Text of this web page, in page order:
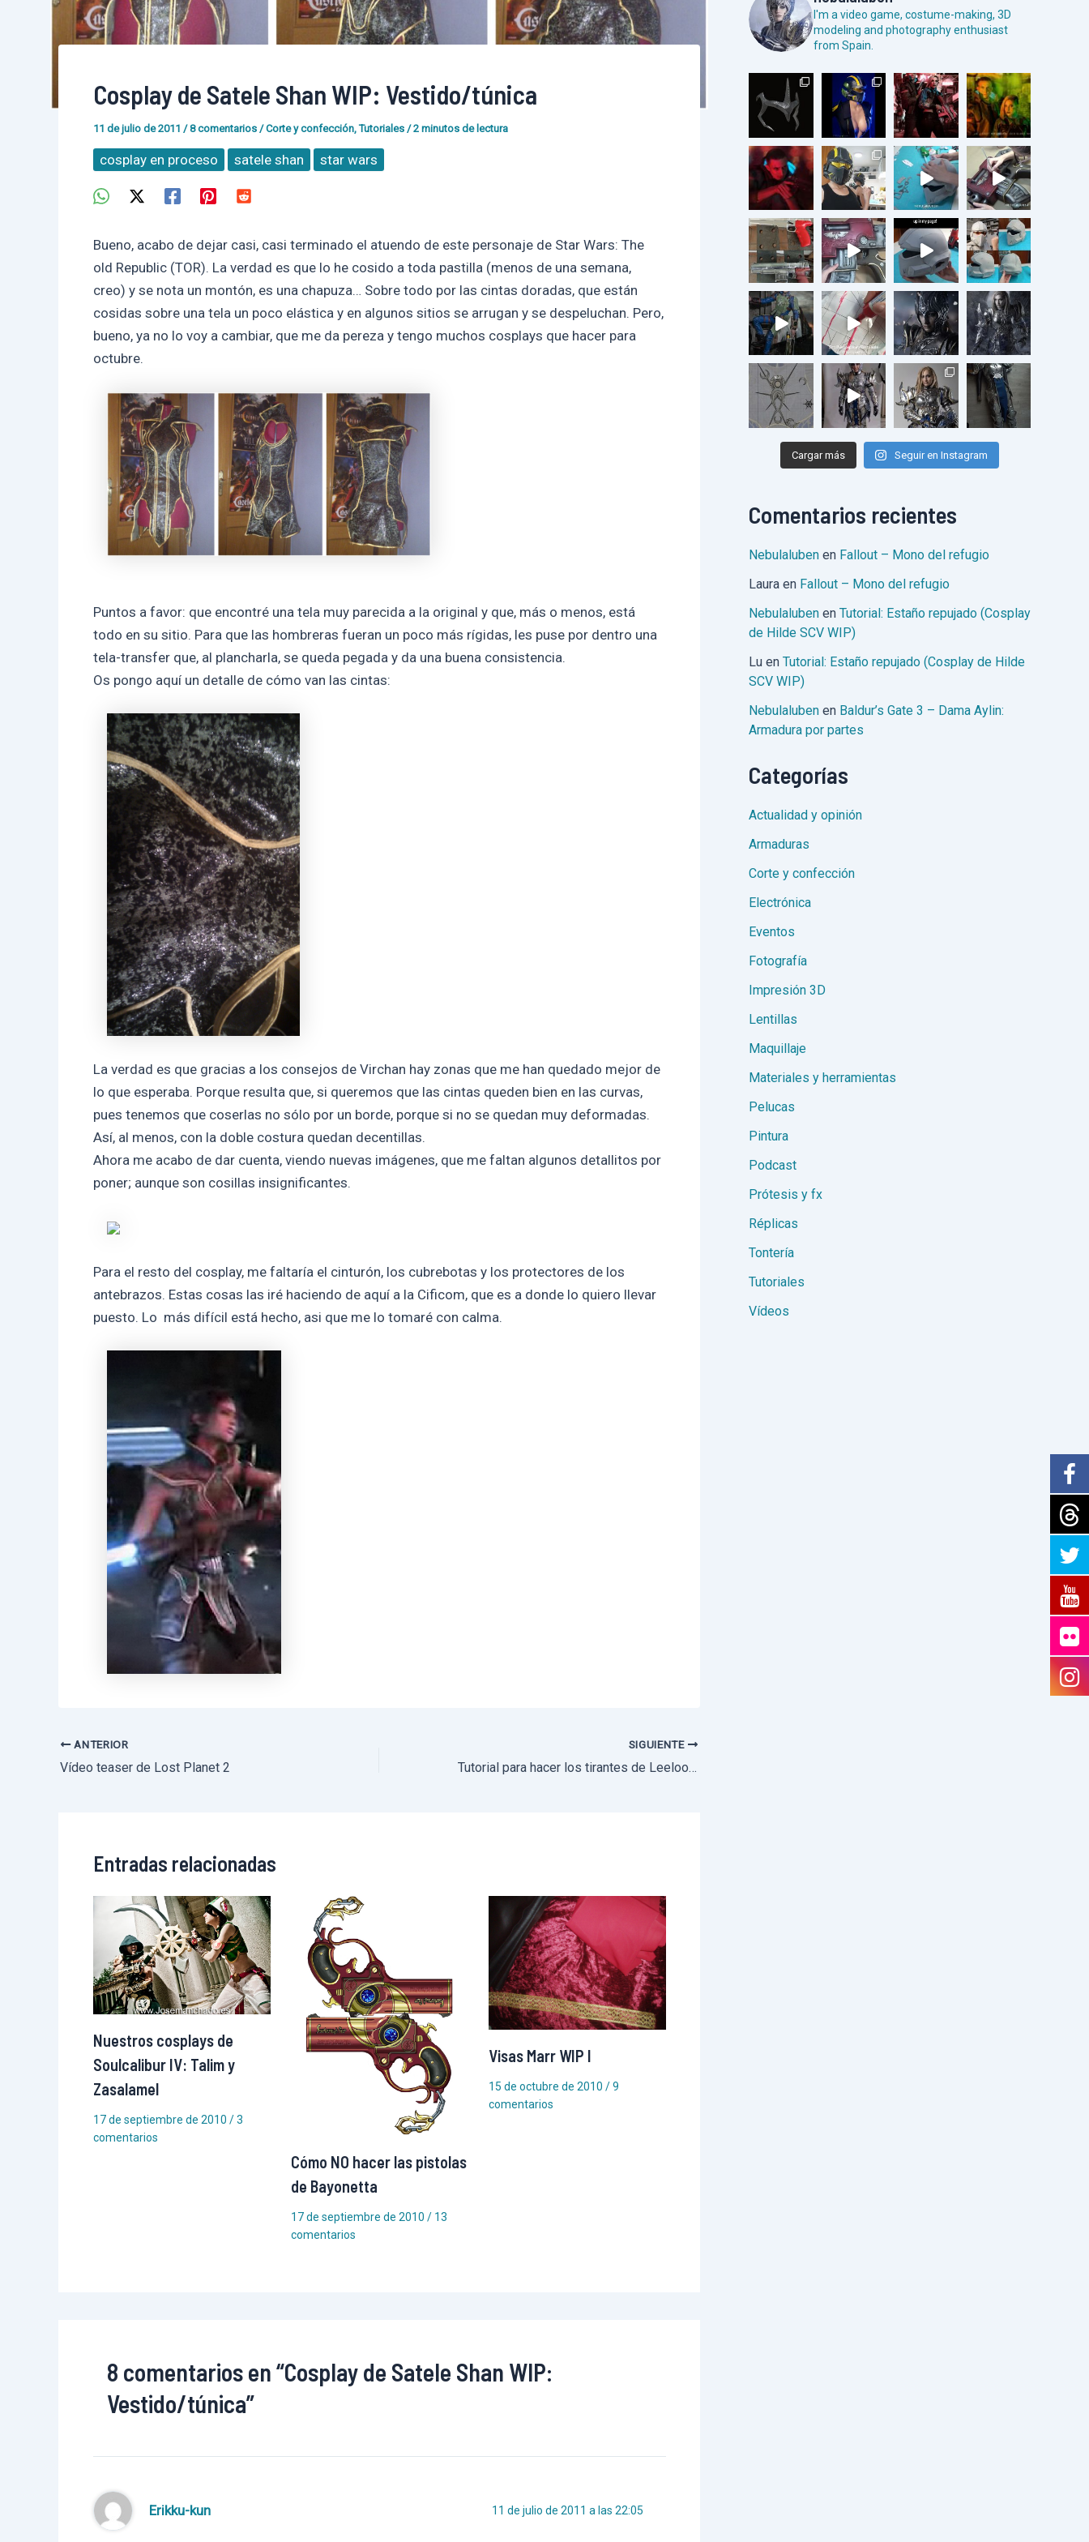
Cosplay de Satele Shan WIP: Vestido/túnica
11 de julio de 2011 /8 comentarios /Corte y confección,Tutoriales/2 minutos de lectura
cosplay en proceso satele shan star wars
Bueno, acabo de dejar casi, casi terminado el atuendo de este personaje de Star Wars: The
old Republic (TOR). La verdad es que lo he cosido a toda pastilla (menos de una semana,
creo) y se nota un montón, es una chapuza… Sobre todo por las cintas doradas, que están
cosidas sobre una tela un poco elástica y en algunos sitios se arrugan y se despeluchan. Pero,
bueno, ya no lo voy a cambiar, que me da pereza y tengo muchos cosplays que hacer para
octubre.
Puntos a favor: que encontré una tela muy parecida a la original y que, más o menos, está
todo en su sitio. Para que las hombreras fueran un poco más rígidas, les puse por dentro una
tela-transfer que, al plancharla, se queda pegada y da una buena consistencia.
Os pongo aquí un detalle de cómo van las cintas:
La verdad es que gracias a los consejos de Virchan hay zonas que me han quedado mejor de
lo que esperaba. Porque resulta que, si queremos que las cintas queden bien en las curvas,
pues tenemos que coserlas no sólo por un borde, porque si no se quedan muy deformadas.
Así, al menos, con la doble costura quedan decentillas.
Ahora me acabo de dar cuenta, viendo nuevas imágenes, que me faltan algunos detallitos por
poner; aunque son cosillas insignificantes.
Para el resto del cosplay, me faltaría el cinturón, los cubrebotas y los protectores de los
antebrazos. Estas cosas las iré haciendo de aquí a la Cificom, que es a donde lo quiero llevar
puesto. Lo más difícil está hecho, asi que me lo tomaré con calma.
Navegación
de
ANTERIOR
Vídeo teaser de Lost Planet 2
SIGUIENTE
Tutorial para hacer los tirantes de Leeloo (El Quinto Elemento)
Entradas relacionadas
Nuestros cosplays de
Soulcalibur IV: Talim y
Zasalamel
17 de septiembre de 2010 /3
comentarios
Cómo NO hacer las pistolas
de Bayonetta
17 de septiembre de 2010 / 13
comentarios
Visas Marr WIP I
15 de octubre de 2010 /9
comentarios
8 comentarios en “Cosplay de Satele Shan WIP:
Vestido/túnica”
Erikku-kun 11 de julio de 2011 a las 22:05
I'm a video game, costume-making, 3D
modeling and photography enthusiast
from Spain.
Cargar más Seguir en Instagram
Comentarios recientes
Nebulaluben en Fallout – Mono del refugio
Laura en Fallout – Mono del refugio
Nebulaluben en Tutorial: Estaño repujado (Cosplay
de Hilde SCV WIP)
Lu en Tutorial: Estaño repujado (Cosplay de Hilde
SCV WIP)
Nebulaluben en Baldur’s Gate 3 – Dama Aylin:
Armadura por partes
Categorías
Actualidad y opinión
Armaduras
Corte y confección
Electrónica
Eventos
Fotografía
Impresión 3D
Lentillas
Maquillaje
Materiales y herramientas
Pelucas
Pintura
Podcast
Prótesis y fx
Réplicas
Tontería
Tutoriales
Vídeos